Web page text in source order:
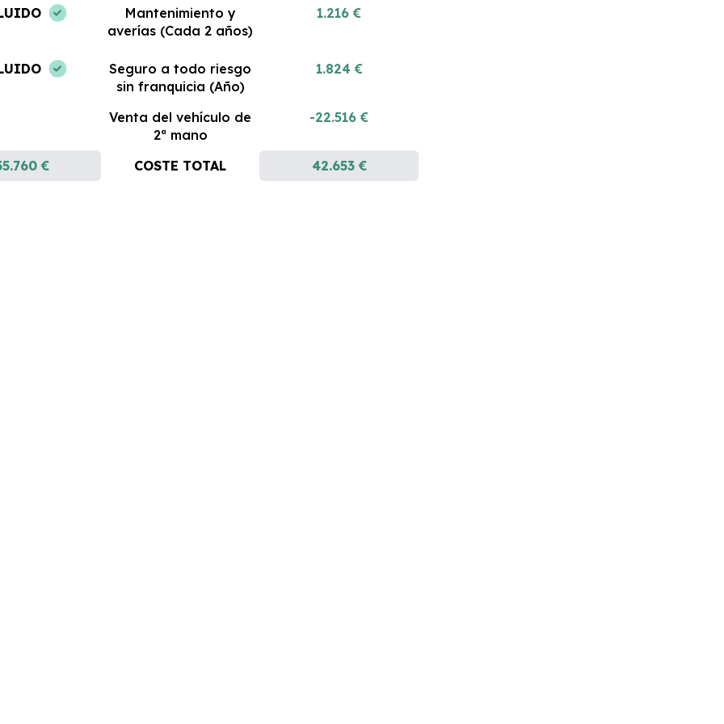
Mantenimiento y
averías (Cada 2 años)
1.216 €
Seguro a todo riesgo
sin franquicia (Año)
1.824 €
Venta del vehículo de
2ª mano
-22.516 €
€ COSTE TOTAL 42.653 €